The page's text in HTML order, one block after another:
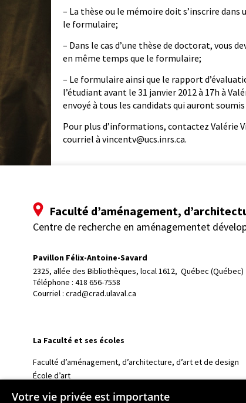
– La thèse ou le mémoire doit s’inscrire dans
le formulaire;
– Dans le cas d’une thèse de doctorat, vous
en même temps que le formulaire;
– Le formulaire ainsi que le rapport
l’étudiant avant le 31 janvier 2012 à 17h à
envoyé à tous les candidats qui auront
Pour plus d’informations, contactez Valérie
courriel à vincentv@ucs.inrs.ca.
Faculté d’aménagement,
Centre de recherche en aménagementet
Pavillon Félix-Antoine-Savard
2325, allée des Bibliothèques, local 1612, Québec (Québec)
Téléphone : 418 656-7558
Courriel : crad@crad.ulaval.ca
La Faculté et ses écoles
Faculté d’aménagement, d’architecture, d’art et de design
École d’art
Votre vie privée est importante